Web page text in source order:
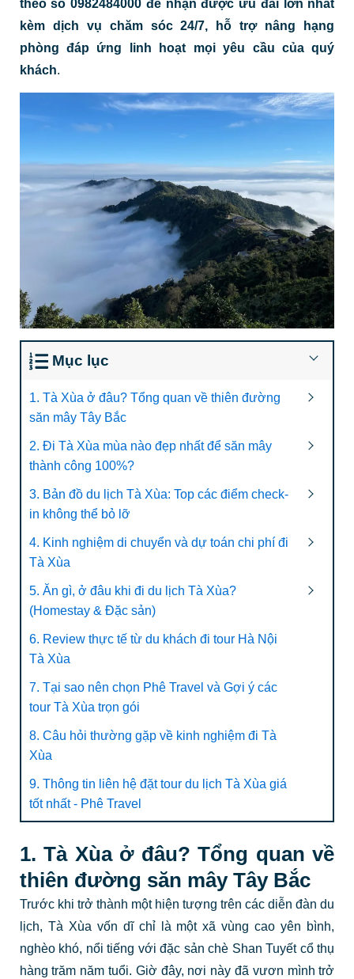
theo số 0982484000 để nhận được ưu đãi lớn nhất
kèm dịch vụ chăm sóc 24/7, hỗ trợ nâng hạng
phòng đáp ứng linh hoạt mọi yêu cầu của quý
khách.
Mục lục
1. Tà Xùa ở đâu? Tổng quan về thiên đường
săn mây Tây Bắc
2. Đi Tà Xùa mùa nào đẹp nhất để săn mây
thành công 100%?
3. Bản đồ du lịch Tà Xùa: Top các điểm check-
in không thể bỏ lỡ
4. Kinh nghiệm di chuyển và dự toán chi phí đi
Tà Xùa
5. Ăn gì, ở đâu khi đi du lịch Tà Xùa?
(Homestay & Đặc sản)
6. Review thực tế từ du khách đi tour Hà Nội
Tà Xùa
7. Tại sao nên chọn Phê Travel và Gợi ý các
tour Tà Xùa trọn gói
8. Câu hỏi thường gặp về kinh nghiệm đi Tà
Xùa
9. Thông tin liên hệ đặt tour du lịch Tà Xùa giá
tốt nhất - Phê Travel
1. Tà Xùa ở đâu? Tổng quan về
thiên đường săn mây Tây Bắc
Trước khi trở thành một hiện tượng trên các diễn đàn du
lịch, Tà Xùa vốn dĩ chỉ là một xã vùng cao yên bình,
nghèo khó, nổi tiếng với đặc sản chè Shan Tuyết cổ thụ
hàng trăm năm tuổi. Giờ đây, nơi này đã vươn mình trở